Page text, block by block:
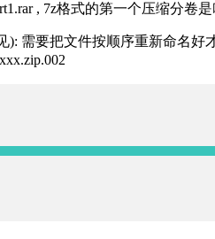
, 7z格式的第一个压缩分卷
需要把文件按顺序重新命名好